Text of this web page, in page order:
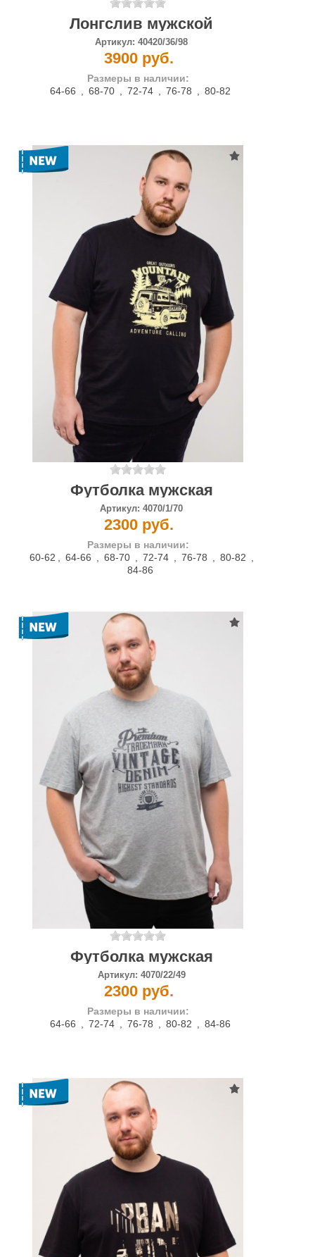
Лонгслив мужской
Артикул: 40420/36/98
3900 руб.
Размеры в наличии:
64-66 , 68-70 , 72-74 , 76-78 , 80-82
Футболка мужская
Артикул: 4070/1/70
2300 руб.
Размеры в наличии:
60-62 , 64-66 , 68-70 , 72-74 , 76-78 , 80-82 ,
84-86
Футболка мужская
Артикул: 4070/22/49
2300 руб.
Размеры в наличии:
64-66 , 72-74 , 76-78 , 80-82 , 84-86